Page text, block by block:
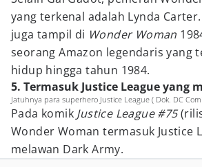
yang terkenal adalah Lynda
juga tampil di Wonder Woman
seorang Amazon legendaris yang
hidup hingga tahun 1984.
5. Termasuk Justice League yang
Jatuhnya para superhero Justice League ( Dok. DC
Pada komik Justice League #75
Wonder Woman termasuk Justice
melawan Dark Army.